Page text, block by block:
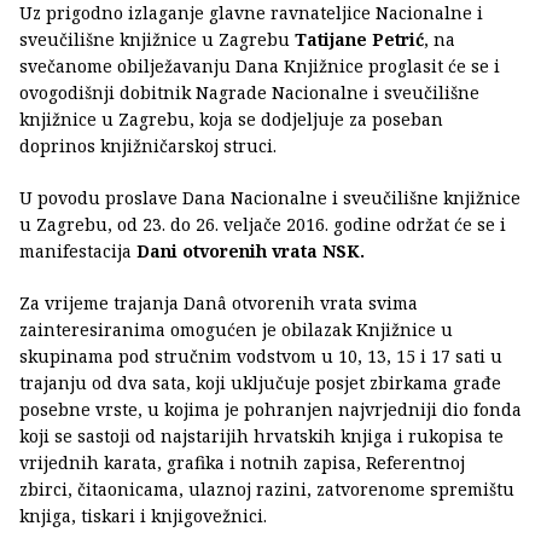
Uz prigodno izlaganje glavne ravnateljice Nacionalne i
sveučilišne knjižnice u Zagrebu Tatijane Petrić, na
svečanome obilježavanju Dana Knjižnice proglasit će se i
ovogodišnji dobitnik Nagrade Nacionalne i sveučilišne
knjižnice u Zagrebu, koja se dodjeljuje za poseban
doprinos knjižničarskoj struci.
U povodu proslave Dana Nacionalne i sveučilišne knjižnice
u Zagrebu, od 23. do 26. veljače 2016. godine održat će se i
manifestacija Dani otvorenih vrata NSK.
Za vrijeme trajanja Danâ otvorenih vrata svima
zainteresiranima omogućen je obilazak Knjižnice u
skupinama pod stručnim vodstvom u 10, 13, 15 i 17 sati u
trajanju od dva sata, koji uključuje posjet zbirkama građe
posebne vrste, u kojima je pohranjen najvrjedniji dio fonda
koji se sastoji od najstarijih hrvatskih knjiga i rukopisa te
vrijednih karata, grafika i notnih zapisa, Referentnoj
zbirci, čitaonicama, ulaznoj razini, zatvorenome spremištu
knjiga, tiskari i knjigovežnici.